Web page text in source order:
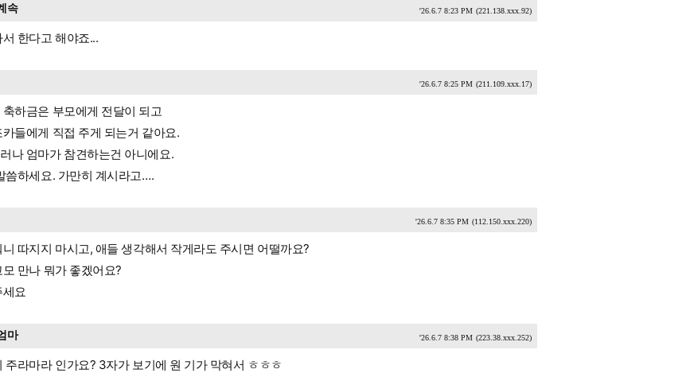
속 '26.6.7 8:23 PM (221.138.xxx.92)
한다고 해야죠...
'26.6.7 8:25 PM (211.109.xxx.17)
축하금은 부모에게 전달이 되고
카들에게 직접 주게 되는거 같아요.
나 엄마가 참견하는건 아니에요.
씀하세요. 가만히 계시라고….
'26.6.7 8:35 PM (112.150.xxx.220)
따지지 마시고, 애들 생각해서 작게라도 주시면 어떨까요?
만나 뭐가 좋겠어요?
세요
마 '26.6.7 8:38 PM (223.38.xxx.252)
주라마라 인가요? 3자가 보기에 원 기가 막혀서 ㅎㅎㅎ